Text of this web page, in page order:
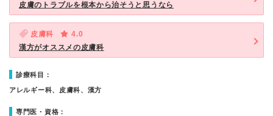
皮膚のトラブルを根本から治そうと思うなら
皮膚科
4.0
漢方がオススメの皮膚科
診療科目：
アレルギー科、皮膚科、漢方
専門医・資格：